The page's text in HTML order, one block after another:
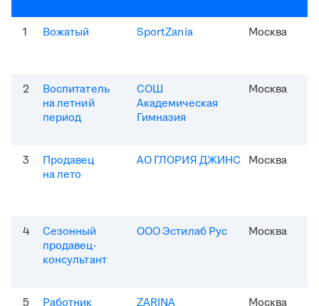
1 Вожатый SportZania Москва
2
Воспитатель
на летний
период
СОШ
Академическая
Гимназия
Москва
3
Продавец
на лето
АО ГЛОРИЯ ДЖИНС Москва
4
Сезонный
продавец-
консультант
ООО Эстилаб Рус Москва
5
Работник
ZARINA Москва